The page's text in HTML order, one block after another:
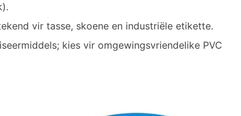
vir tasse, skoene en industriële etikette.
kies vir omgewingsvriendelike PVC